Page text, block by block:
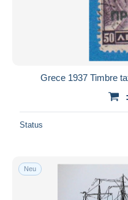
Mastercard
Bancontact
Wohnsitz des Verkäufers
Grece 1937 Timbre
Status
Neu